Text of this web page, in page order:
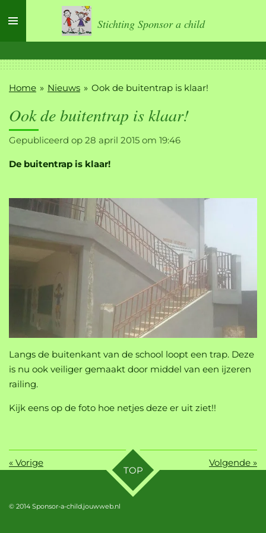
direct
de
hoofdinhoud
Stichting Sponsor a child
Home » Nieuws » Ook de buitentrap is klaar!
Ook de buitentrap is klaar!
Gepubliceerd op 28 april 2015 om 19:46
De buitentrap is klaar!
Langs de buitenkant van de school loopt een trap. Deze
is nu ook veiliger gemaakt door middel van een ijzeren
railing.
Kijk eens op de foto hoe netjes deze er uit ziet!!
« Vorige Volgende »
TOP
© 2014 Sponsor-a-child.jouwweb.nl